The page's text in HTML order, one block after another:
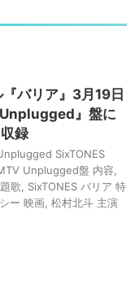
バリア』3月19日
』盤に
録
SixTONES
Unplugged盤 内容
歌
SixTONES バリア 特
ー 映画 松村北斗 主演